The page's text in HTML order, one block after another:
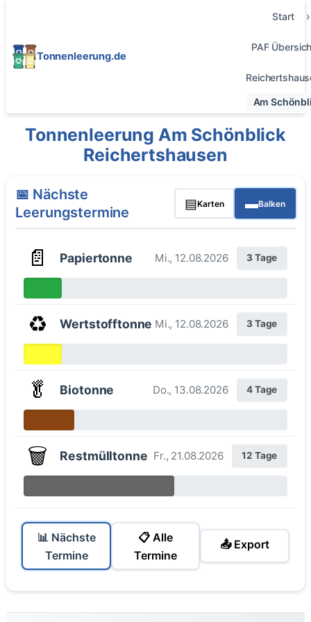
Tonnenleerung.de
Start
PAF
Am
Tonnenleerung Am Schönblick
Reichertshausen
📅 Nächste
Leerungstermine
▤Karten ▬Balken
📄 Papiertonne Mi., 12.08.2026 3 Tage
♻️ Wertstofftonne Mi., 12.08.2026 3 Tage
🥬 Biotonne Do., 13.08.2026 4 Tage
🗑️ Restmülltonne Fr., 21.08.2026 12 Tage
📊 Nächste
Termine
📋 Alle
Termine
📤 Export